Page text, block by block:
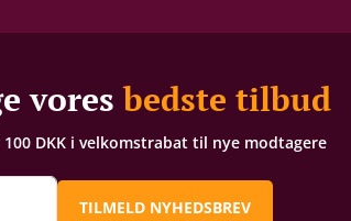
voresbedste tilbud
DKK i velkomstrabat til nye modtagere
TILMELD NYHEDSBREV